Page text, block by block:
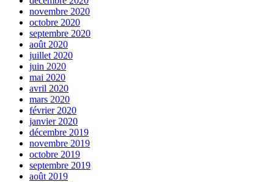
novembre 2020
octobre 2020
septembre 2020
août 2020
juillet 2020
juin 2020
mai 2020
avril 2020
mars 2020
février 2020
janvier 2020
décembre 2019
novembre 2019
octobre 2019
septembre 2019
août 2019